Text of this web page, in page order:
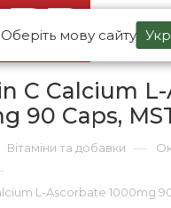
Оберіть мову сайту Укр
C Calcium
90 Caps,
Вітаміни та добавки —
L-Ascorbate 1000mg